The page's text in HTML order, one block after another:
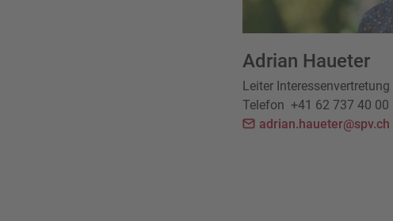
Adrian Haueter
Leiter
Telefon +41 62 737 40 00
adrian.haueter@spv.ch